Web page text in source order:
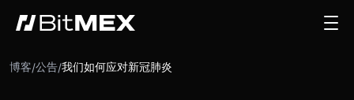
博客/公告/我们如何应对新冠肺炎